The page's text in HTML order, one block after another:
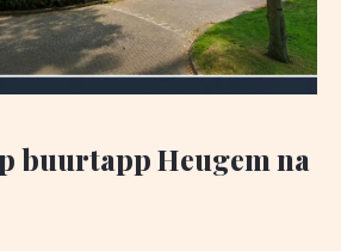
buurtapp Heugem na